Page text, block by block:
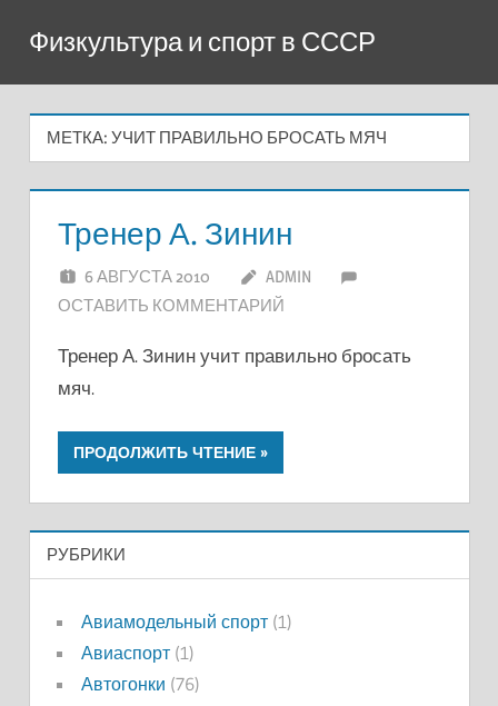
содержимому
Физкультура и спорт в СССР
МЕТКА: УЧИТ ПРАВИЛЬНО БРОСАТЬ МЯЧ
Тренер А. Зинин
6 АВГУСТА 2010
ADMIN
ОСТАВИТЬ КОММЕНТАРИЙ
Тренер А. Зинин учит правильно бросать
мяч.
ПРОДОЛЖИТЬ ЧТЕНИЕ
РУБРИКИ
Авиамодельный спорт(1)
Авиаспорт(1)
Автогонки (76)